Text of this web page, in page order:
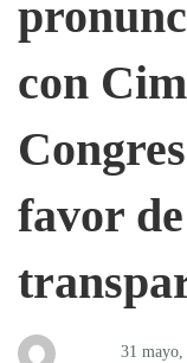
firma
junto
con
con
favor
31 mayo,